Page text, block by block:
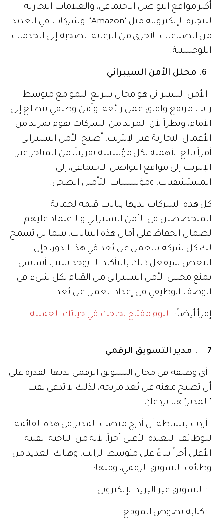
أكبر مواقع التواصل الاجتماعي، والعلامات التجارية
للتجارة الإلكترونية مثل "Amazon"، وشركات في العديد
من الصناعات الأخرى من الرعاية الصحية إلى الخدمات
اللوجستية.
الأمن السيبراني هو مجال سريع النمو مع متوسط
راتب مرتفع وآفاق عمل رائعة، وأمن وظيفي يتطلع إلى
الأمام، ونظراً لأن المزيد من الشركات تقوم بمزيد من
الأعمال التجارية عبر الإنترنت، أصبح الأمن السيبراني
أمراً بالغ الأهمية لكل مؤسسة تقريباً، من المتاجر عبر
الإنترنت إلى مواقع التواصل الاجتماعي، إلى
المستشفيات، ومؤسسات التأمين الصحي.
كل هذه الشركات لديها بيانات قيمة لحماية
المتخصصين في الأمن السيبراني والاعتماد عليهم
لضمان الحفاظ على أمان هذه البيانات، بينما لن تسمح
لك كل شركة بالعمل عن بُعد في هذا الدور، فإن
البعض سيفعل ذلك بالتأكيد. لا يوجد سبب أساسي
يمنع محللي الأمن السيبراني من القيام بكل شيء في
الوصف الوظيفي في إعداد العمل عن بُعد.
إقرأ أيضاً: النوم مفتاح نجاحك في حياتك العملية
7 . مدير التسويق الرقمي
أي وظيفة في مجال التسويق الرقمي لديها القدرة على
أن تصبح مهنة عن بُعد مربحة، لذلك لا تدعي لقب
"المدير" هنا يردعكِ.
أردت ببساطة أن أدرج منصب المدير في هذه القائمة
للوظائف البعيدة الأعلى أجراً، لأنه من الناحية الفنية
الأعلى أجراً بناءً على متوسط الراتب، وهناك العديد من
وظائف التسويق الرقمي، ومنها:
· التسويق عبر البريد الإلكتروني.
· كتابة نصوص الموقع.